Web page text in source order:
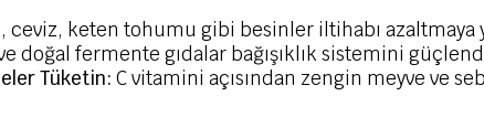
ceviz, keten tohumu gibi besinler iltihabı azaltmaya
doğal fermente gıdalar bağışıklık sistemini
Tüketin: C vitamini açısından zengin meyve ve